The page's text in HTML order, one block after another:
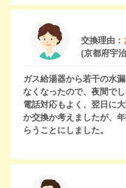
交換理由：
(京都府宇
ガス給湯器から若干の水
なくなったので、夜間で
電話対応もよく、翌日に
か交換か考えましたが、
らうことにしました。